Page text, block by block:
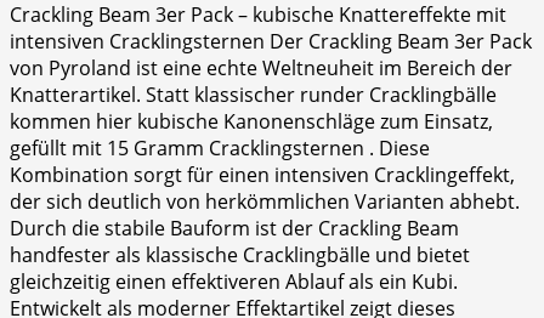
Crackling Beam 3er Pack – kubische Knattereffekte mit
intensiven Cracklingsternen Der Crackling Beam 3er Pack
von Pyroland ist eine echte Weltneuheit im Bereich der
Knatterartikel. Statt klassischer runder Cracklingbälle
kommen hier kubische Kanonenschläge zum Einsatz,
gefüllt mit 15 Gramm Cracklingsternen . Diese
Kombination sorgt für einen intensiven Cracklingeffekt,
der sich deutlich von herkömmlichen Varianten abhebt.
Durch die stabile Bauform ist der Crackling Beam
handfester als klassische Cracklingbälle und bietet
gleichzeitig einen effektiveren Ablauf als ein Kubi.
Entwickelt als moderner Effektartikel zeigt dieses